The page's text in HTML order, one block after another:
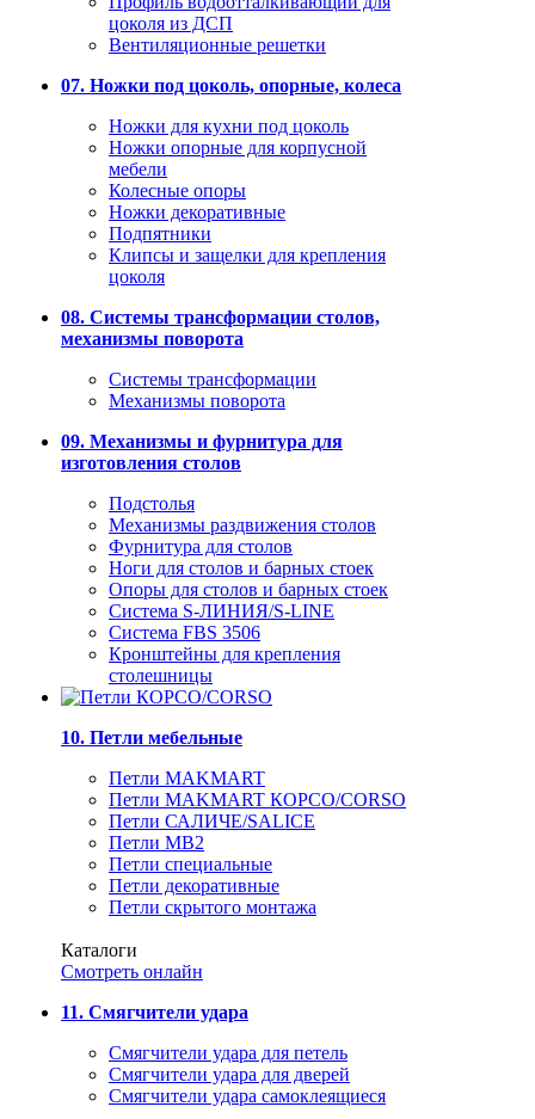
цоколя из ДСП
Вентиляционные решетки
07. Ножки под цоколь, опорные, колеса
Ножки для кухни под цоколь
Ножки опорные для корпусной
мебели
Колесные опоры
Ножки декоративные
Подпятники
Клипсы и защелки для крепления
цоколя
08. Системы трансформации столов,
механизмы поворота
Системы трансформации
Механизмы поворота
09. Механизмы и фурнитура для
изготовления столов
Подстолья
Механизмы раздвижения столов
Фурнитура для столов
Ноги для столов и барных стоек
Опоры для столов и барных стоек
Система S-ЛИНИЯ/S-LINE
Система FBS 3506
Кронштейны для крепления
столешницы
10. Петли мебельные
Петли MAKMART
Петли MAKMART КОРСО/CORSO
Петли САЛИЧЕ/SALICE
Петли MB2
Петли специальные
Петли декоративные
Петли скрытого монтажа
Каталоги
Смотреть онлайн
11. Смягчители удара
Смягчители удара для петель
Смягчители удара для дверей
Cмягчители удара самоклеящиеся